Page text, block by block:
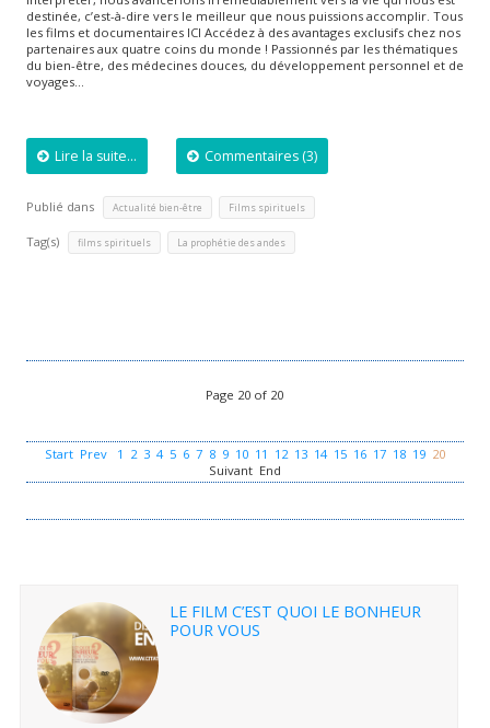
destinée, c’est-à-dire vers le meilleur que nous puissions accomplir. Tous
les films et documentaires ICI Accédez à des avantages exclusifs chez nos
partenaires aux quatre coins du monde ! Passionnés par les thématiques
du bien-être, des médecines douces, du développement personnel et de
voyages…
Lire la suite... Commentaires (3)
Publié dans Actualité bien-être Films spirituels
Tag(s) films spirituels La prophétie des andes
Page 20 of 20
Start Prev 1 2 3 4 5 6 7 8 9 10 11 12 13 14 15 16 17 18 19 20
Suivant End
LE FILM C’EST QUOI LE BONHEUR
POUR VOUS